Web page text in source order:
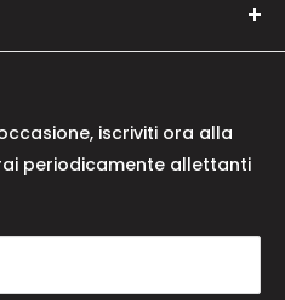
settore e per gli
per il
agricoltura oltre che per
di introdurre nel
a prezzo
esperienza unica per
di buona qualità,
iscriviti ora alla
periodicamente allettanti